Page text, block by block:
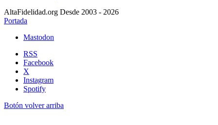
AltaFidelidad.org Desde 2003 - 2026
Portada
Mastodon
RSS
Facebook
X
Instagram
Spotify
Botón volver arriba